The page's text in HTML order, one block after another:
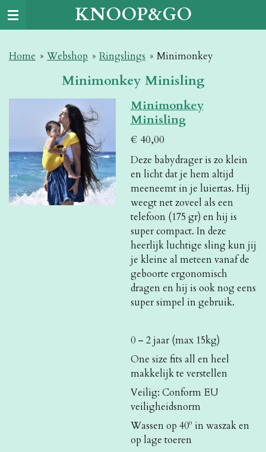
Ga
de
KNOOP&GO
Home » Webshop » Ringslings » Minimonkey
Minimonkey Minisling
Minimonkey
Minisling
€ 40,00
Deze babydrager is zo klein
en licht dat je hem altijd
meeneemt in je luiertas. Hij
weegt net zoveel als een
telefoon (175 gr) en hij is
super compact. In deze
heerlijk luchtige sling kun jij
je kleine al meteen vanaf de
geboorte ergonomisch
dragen en hij is ook nog eens
super simpel in gebruik.
0 – 2 jaar (max 15kg)
One size fits all en heel
makkelijk te verstellen
Veilig: Conform EU
veiligheidsnorm
Wassen op 40º in waszak en
op lage toeren